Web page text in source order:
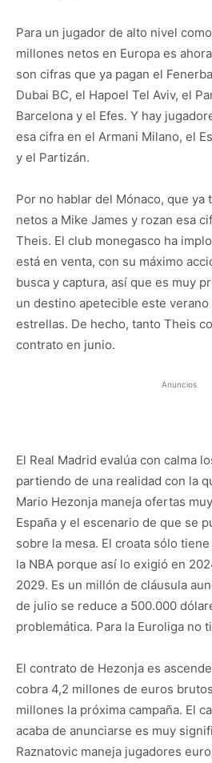
Para un jugador de alto nivel
millones netos en Europa es
son cifras que ya pagan el
Dubai BC, el Hapoel Tel Aviv, el
Barcelona y el Efes. Y hay
esa cifra en el Armani Milano, el
y el Partizán.
Por no hablar del Mónaco, que ya
netos a Mike James y rozan esa
Theis. El club monegasco ha
está en venta, con su máximo
busca y captura, así que es muy
un destino apetecible este
estrellas. De hecho, tanto Theis
contrato en junio.
Anuncios
El Real Madrid evalúa con calma
partiendo de una realidad con la
Mario Hezonja maneja ofertas
España y el escenario de que se
sobre la mesa. El croata sólo
la NBA porque así lo exigió en
2029. Es un millón de cláusula
de julio se reduce a 500.000
problemática. Para la Euroliga no
El contrato de Hezonja es
cobra 4,2 millones de euros
millones la próxima campaña. El
acaba de anunciarse es muy
Raznatovic maneja jugadores